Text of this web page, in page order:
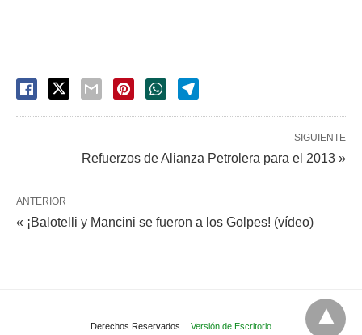
SIGUIENTE
Refuerzos de Alianza Petrolera para el 2013 »
ANTERIOR
« ¡Balotelli y Mancini se fueron a los Golpes! (vídeo)
Derechos Reservados. Versión de Escritorio